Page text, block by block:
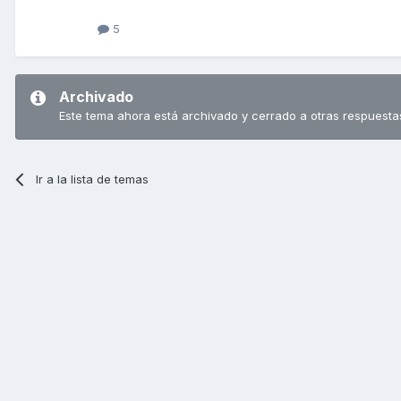
5
Archivado
Este tema ahora está archivado y cerrado a otras
Ir a la lista de temas